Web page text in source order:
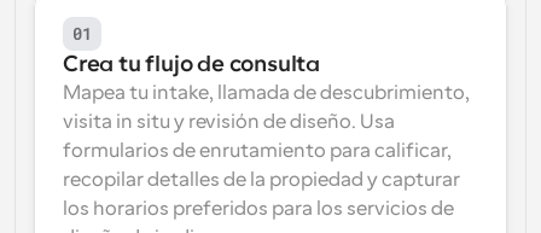
Reúnete con clientes en minutos
Enlaces de Grupo Dinámico
Reserva reuniones de forma fluida con varias personas
Webhooks
Recibe notificaciones cuando ocurra algo
01
Crea tu flujo de consulta
Mapea tu intake, llamada de descubrimiento,
visita in situ y revisión de diseño. Usa
formularios de enrutamiento para calificar,
recopilar detalles de la propiedad y capturar
los horarios preferidos para los servicios de